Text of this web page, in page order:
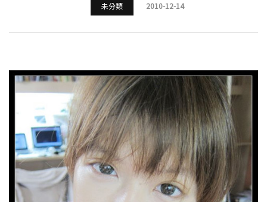
未分類 2010-12-14